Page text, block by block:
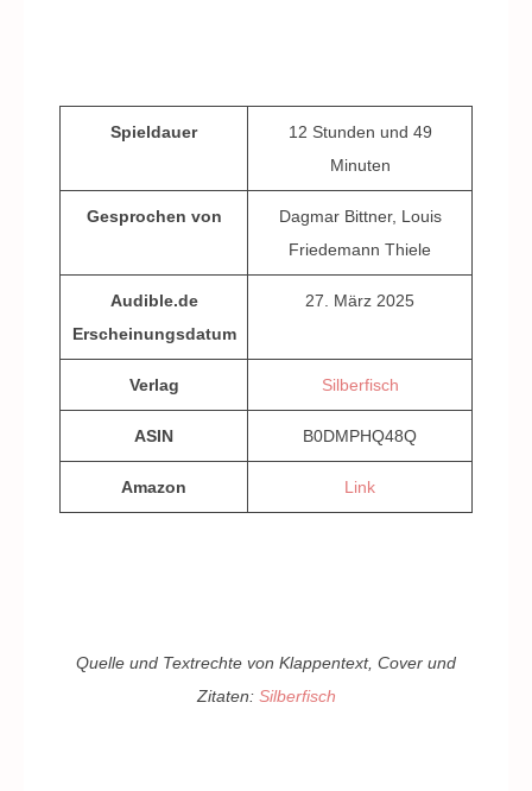
Spieldauer
12 Stunden und 49
Minuten
Gesprochen von
Dagmar Bittner, Louis
Friedemann Thiele
Audible.de
Erscheinungsdatum
27. März 2025
Verlag Silberfisch
ASIN B0DMPHQ48Q
Amazon Link
Quelle und Textrechte von Klappentext, Cover und
Zitaten: Silberfisch